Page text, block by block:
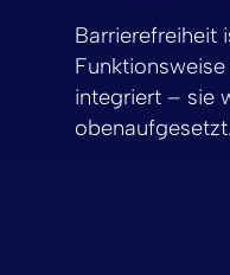
Barrierefreiheit
integriert – sie
obenaufgesetzt.